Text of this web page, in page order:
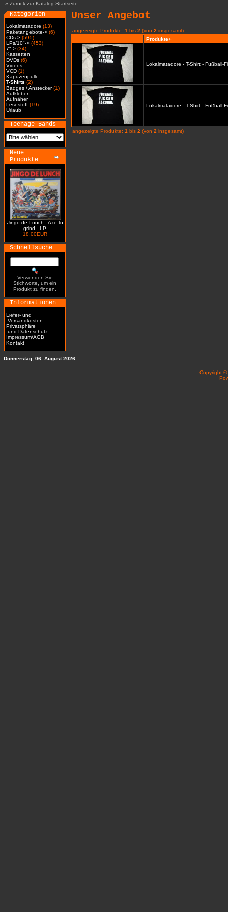
» Zurück zur Katalog-Startseite
Kategorien
Lokalmatadore (13)
Paketangebote-> (6)
CDs-> (595)
LPs/10"-> (453)
7"-> (34)
Kassetten
DVDs (6)
Videos
VCD (1)
Kapuzenpulli
T-Shirts (2)
Badges / Anstecker(1)
Aufkleber
Aufnäher
Lesestoff (19)
Urlaub
Teenage Bands
Neue
Produkte
Jingo de Lunch - Axe to
grind - LP
18.00EUR
Schnellsuche
Verwenden Sie
Stichworte, um ein
Produkt zu finden.
Informationen
Liefer- und
Versandkosten
Privatsphäre
und Datenschutz
Impressum/AGB
Kontakt
Unser Angebot
angezeigte Produkte: 1 bis 2 (von 2 insgesamt)
Produkte+
Lokalmatadore - T-Shirt - Fußball-
Lokalmatadore - T-Shirt - Fußball-
angezeigte Produkte: 1 bis 2 (von 2 insgesamt)
Donnerstag, 06. August 2026
Copyright